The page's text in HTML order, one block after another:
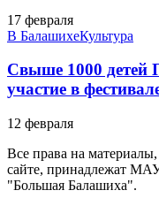
17 февраля
В БалашихеКультура
Свыше 1000 детей
участие в
12 февраля
Все права на
сайте, принадлежат
"Большая Балашиха".